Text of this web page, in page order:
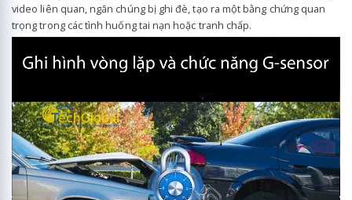
video liên quan, ngăn chúng bị ghi đè, tạo ra một bằng chứng quan
trọng trong các tình huống tai nạn hoặc tranh chấp.